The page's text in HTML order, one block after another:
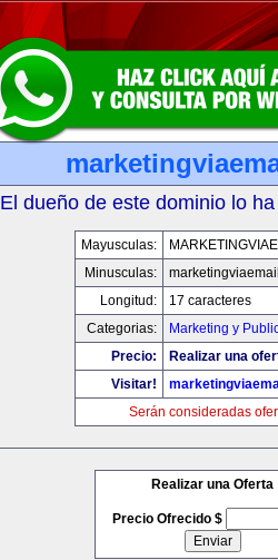
El dueño de este dominio lo
Mayusculas:
Minusculas:
Longitud:
17 caracteres
Categorias:
Marketing y
Precio:
Realizar una
Visitar!
Serán consideradas
Realizar una Oferta
Precio Ofrecido $